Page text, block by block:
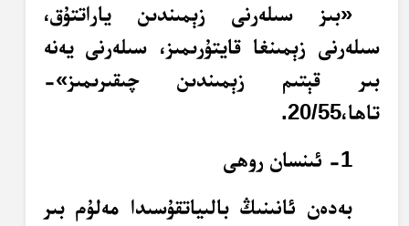
«بىز سىلەرنى زېمىندىن ياراتتۇق،
سىلەرنى زېمىنغا قايتۇرىمىز، سىلەرنى يەنە
بىر قېتىم زېمىندىن چىقىرىمىز»-
تاھا،20/55.
1- ئىنسان روھى
بەدەن ئانىنىڭ بالىياتقۇسىدا مەلۇم بىر